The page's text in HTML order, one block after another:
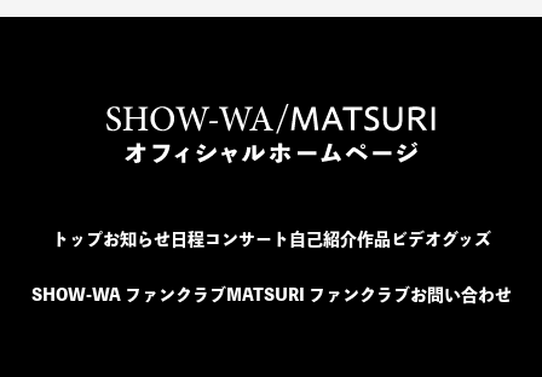
トップお知らせ日程コンサート 自己紹介作品ビデオグッズ
SHOW-WA ファンクラブ MATSURI ファンクラブ お問い合わせ